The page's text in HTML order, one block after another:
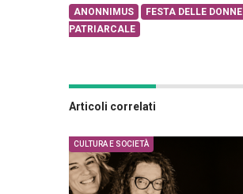
ANONNIMUS FESTA DELLE DONNE
PATRIARCALE
Articoli correlati
CULTURA E SOCIETÀ